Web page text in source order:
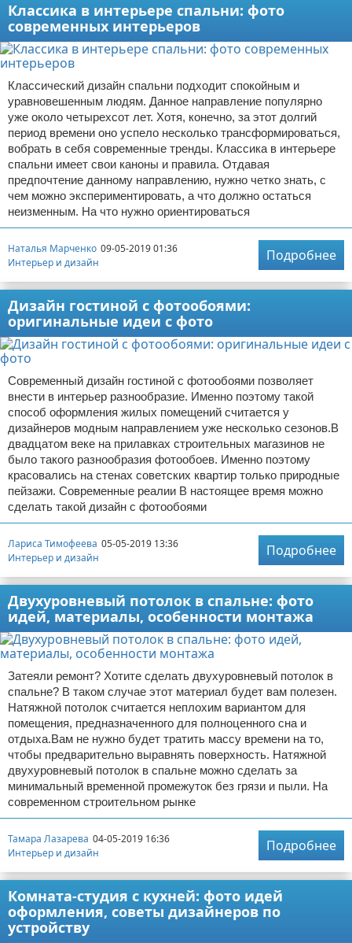
Классика в интерьере спальни: фото
современных интерьеров
Классический дизайн спальни подходит спокойным и
уравновешенным людям. Данное направление популярно
уже около четырехсот лет. Хотя, конечно, за этот долгий
период времени оно успело несколько трансформироваться,
вобрать в себя современные тренды. Классика в интерьере
спальни имеет свои каноны и правила. Отдавая
предпочтение данному направлению, нужно четко знать, с
чем можно экспериментировать, а что должно остаться
неизменным. На что нужно ориентироваться
Наталья Марченко 09-05-2019 01:36
Интерьер и дизайн
Подробнее
Дизайн гостиной с фотообоями:
оригинальные идеи с фото
Современный дизайн гостиной с фотообоями позволяет
внести в интерьер разнообразие. Именно поэтому такой
способ оформления жилых помещений считается у
дизайнеров модным направлением уже несколько сезонов.В
двадцатом веке на прилавках строительных магазинов не
было такого разнообразия фотообоев. Именно поэтому
красовались на стенах советских квартир только природные
пейзажи. Современные реалии В настоящее время можно
сделать такой дизайн с фотообоями
Лариса Тимофеева 05-05-2019 13:36
Интерьер и дизайн
Подробнее
Двухуровневый потолок в спальне: фото
идей, материалы, особенности монтажа
Затеяли ремонт? Хотите сделать двухуровневый потолок в
спальне? В таком случае этот материал будет вам полезен.
Натяжной потолок считается неплохим вариантом для
помещения, предназначенного для полноценного сна и
отдыха.Вам не нужно будет тратить массу времени на то,
чтобы предварительно выравнять поверхность. Натяжной
двухуровневый потолок в спальне можно сделать за
минимальный временной промежуток без грязи и пыли. На
современном строительном рынке
Тамара Лазарева 04-05-2019 16:36
Интерьер и дизайн
Подробнее
Комната-студия с кухней: фото идей
оформления, советы дизайнеров по
устройству